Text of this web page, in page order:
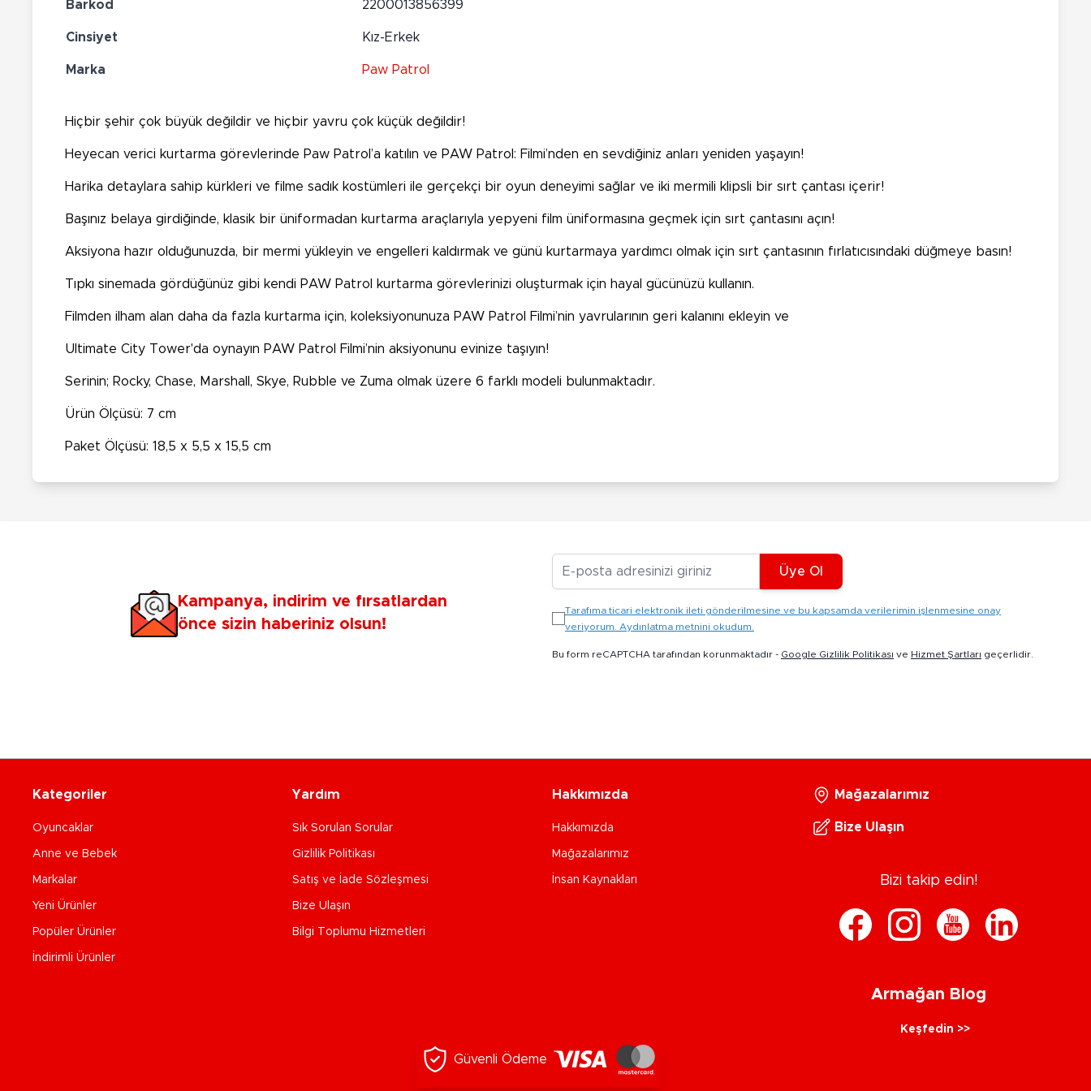
Barkod 2200013856399
Cinsiyet Kız-Erkek
Marka Paw Patrol
Hiçbir şehir çok büyük değildir ve hiçbir yavru çok küçük değildir!
Heyecan verici kurtarma görevlerinde Paw Patrol’a katılın ve PAW Patrol: Filmi’nden en sevdiğiniz anları yeniden yaşayın!
Harika detaylara sahip kürkleri ve filme sadık kostümleri ile gerçekçi bir oyun deneyimi sağlar ve iki mermili klipsli bir sırt çantası içerir!
Başınız belaya girdiğinde, klasik bir üniformadan kurtarma araçlarıyla yepyeni film üniformasına geçmek için sırt çantasını açın!
Aksiyona hazır olduğunuzda, bir mermi yükleyin ve engelleri kaldırmak ve günü kurtarmaya yardımcı olmak için sırt çantasının fırlatıcısındaki düğmeye basın!
Tıpkı sinemada gördüğünüz gibi kendi PAW Patrol kurtarma görevlerinizi oluşturmak için hayal gücünüzü kullanın.
Filmden ilham alan daha da fazla kurtarma için, koleksiyonunuza PAW Patrol Filmi’nin yavrularının geri kalanını ekleyin ve
Ultimate City Tower'da oynayın PAW Patrol Filmi’nin aksiyonunu evinize taşıyın!
Serinin; Rocky, Chase, Marshall, Skye, Rubble ve Zuma olmak üzere 6 farklı modeli bulunmaktadır.
Ürün Ölçüsü: 7 cm
Paket Ölçüsü: 18,5 x 5,5 x 15,5 cm
Kampanya, indirim ve fırsatlardan
önce sizin haberiniz olsun!
Üye Ol
Tarafıma ticari elektronik ileti gönderilmesine ve bu kapsamda verilerimin işlenmesine onay
veriyorum. Aydınlatma metnini okudum.
Bu form reCAPTCHA tarafından korunmaktadır - Google Gizlilik Politikası ve Hizmet Şartları geçerlidir.
Kategoriler
Oyuncaklar
Anne ve Bebek
Markalar
Yeni Ürünler
Popüler Ürünler
İndirimli Ürünler
Yardım
Sık Sorulan Sorular
Gizlilik Politikası
Satış ve İade Sözleşmesi
Bize Ulaşın
Bilgi Toplumu Hizmetleri
Hakkımızda
Hakkımızda
Mağazalarımız
İnsan Kaynakları
Mağazalarımız
Bize Ulaşın
Bizi takip edin!
Armağan Blog
Keşfedin >>
Güvenli Ödeme